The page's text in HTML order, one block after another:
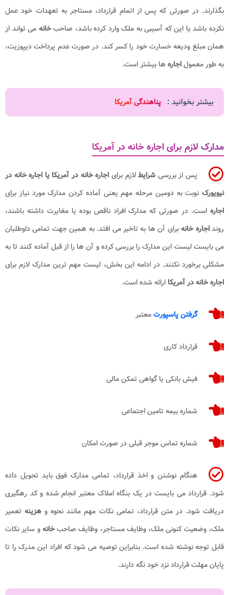
بگذارند. در صورتی که پس از اتمام قرارداد، مستاجر به تعهدات خود عمل
نکرده باشد یا این که آسیبی به ملک وارد کرده باشد، صاحبخانه می تواند از
همان مبلغ ودیعه خسارت خود را کسر کند. در صورت عدم پرداخت دیپوزیت،
به طور معمولاجاره ها بیشتر است.
بیشتر بخوانید : پناهندگی آمریکا
مدارک لازم برای اجاره خانه در آمریکا
پس از بررسی شرایطلازم برای اجاره خانه در آمریکا یا اجاره خانه در
نیویورک​ نوبت به دومین مرحله مهم یعنی آماده کردن مدارک مورد نیاز برای
اجاره است. در صورتی که مدارک افراد ناقص بوده یا مغایرت داشته باشند،
رونداجاره خانهبرای آن ها به تاخیر می افتد. به همین جهت تمامی داوطلبان
می بایست لیست این مدارک را بررسی کرده و آن ها را از قبل آماده کنند تا به
مشکلی برخورد نکنند. در ادامه این بخش، لیست مهم ترین مدارک لازم برای
اجاره خانه در آمریکا ارائه شده است.
گرفتن پاسپورتمعتبر
قرارداد کاری
فیش بانکی یا گواهی تمکن مالی
شماره بیمه تامین اجتماعی
شماره تماس موجر قبلی در صورت امکان
هنگام نوشتن و اخذ قرارداد، تمامی مدارک فوق باید تحویل داده
شود. قرارداد می بایست در یک بنگاه املاک معتبر انجام شده و کد رهگیری
دریافت شود. در متن قرارداد، تمامی نکات مهم مانند نحوه و هزینهتعمیر
ملک، وضعیت کنونی ملک، وظایف مستاجر، وظایف صاحبخانهو سایر نکات
قابل توجه نوشته شده است. بنابراین توصیه می شود که افراد این مدرک را تا
پایان مهلت قرارداد نزد خود نگه دارند.